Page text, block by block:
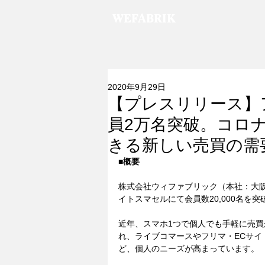
【プレスリリース
員2万名突破。コロ
きる新しい売買の需
2020年9月29日
■概要
株式会社ウィファブリック（本社：大
イトスマセルにて会員数20,000名を突
近年、スマホ1つで個人でも手軽に売
れ、ライブコマースやフリマ・ECサ
ど、個人のニーズが高まっています。